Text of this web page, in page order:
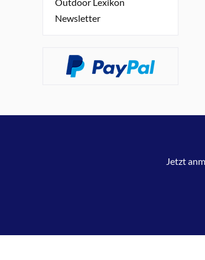
Outdoor Lexikon
Newsletter
Jetzt